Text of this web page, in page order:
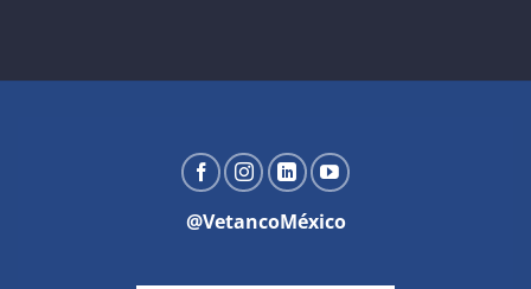
@VetancoMéxico